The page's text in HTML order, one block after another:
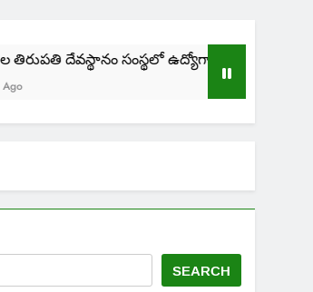
సంస్థలో ఉద్యోగాలు | TTD SVIMS Direct
SEARCH